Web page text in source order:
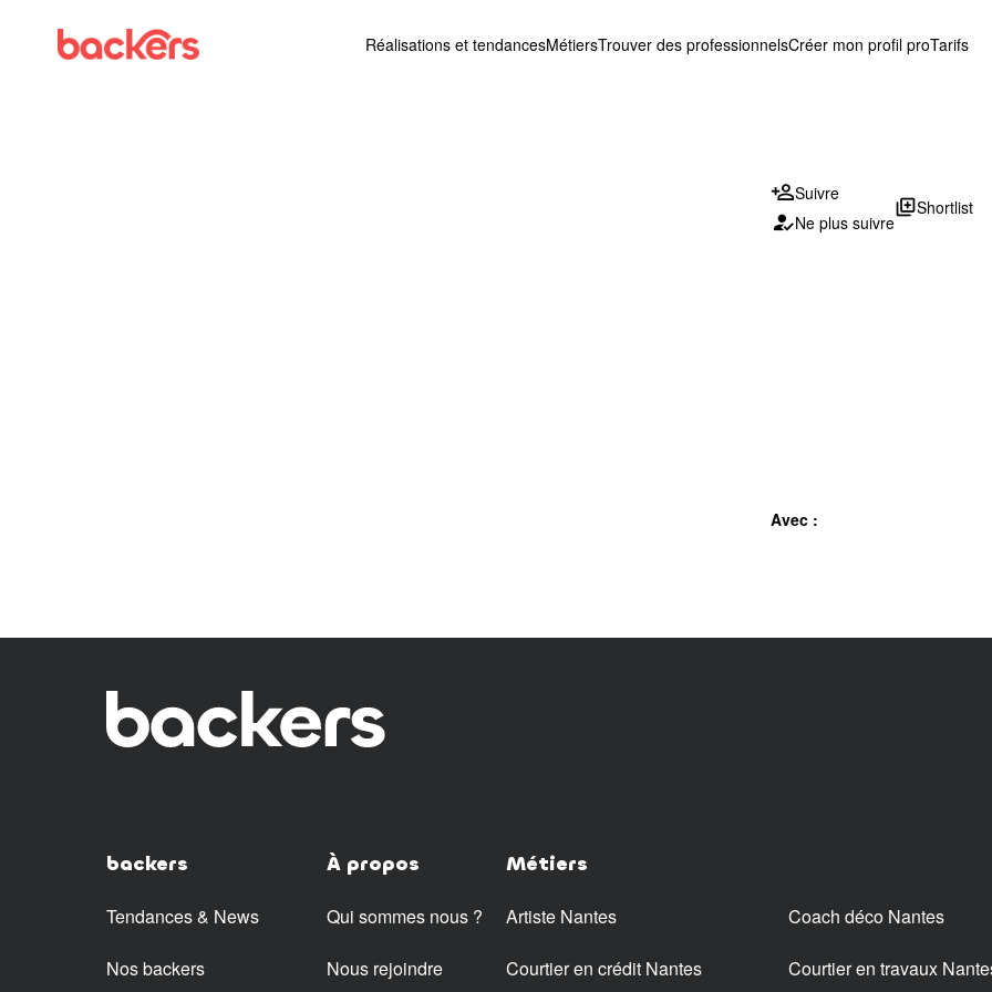
Réalisations et tendancesMétiersTrouver des professionnelsCréer mon profil proTarifs
Suivre
Ne plus suivre
library_addShortlist
Avec :
backers
Tendances & News
Nos backers
À propos
Qui sommes nous ?
Nous rejoindre
Métiers
Artiste Nantes Coach déco Nantes
Courtier en crédit Nantes Courtier en travaux